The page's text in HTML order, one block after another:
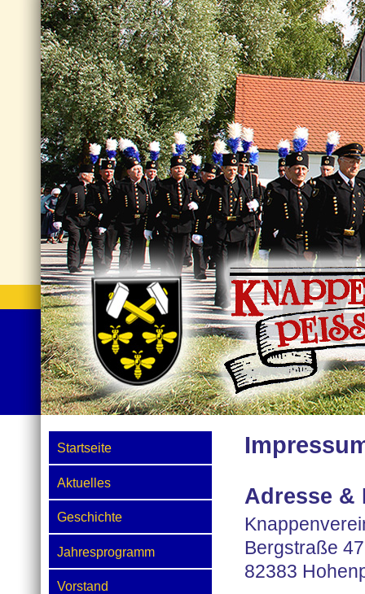
Startseite
Aktuelles
Geschichte
Jahresprogramm
Vorstand
Adresse &
Bergstraße 47
82383